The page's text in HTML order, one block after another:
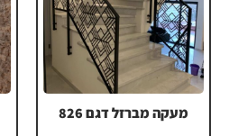
מעקה מברזל דגם 826